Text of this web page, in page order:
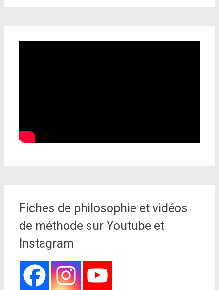
Fiches de philosophie et vidéos
de méthode sur Youtube et
Instagram